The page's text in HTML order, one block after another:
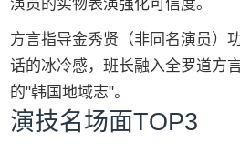
演员的实物表演强化可信度。
方言指导金秀贤（非同名演员）
话的冰冷感，班长融入全罗道方
的"韩国地域志"。
演技名场面TOP3